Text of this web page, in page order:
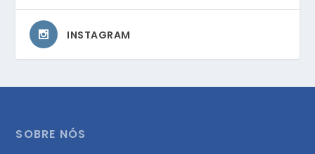
INSTAGRAM
SOBRE NÓS